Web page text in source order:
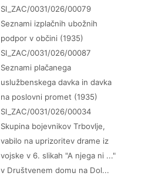
SI_ZAC/0031/026/00079
Seznami izplačnih ubožnih
podpor v občini (1935)
SI_ZAC/0031/026/00087
Seznami plačanega
uslužbenskega davka in davka
na poslovni promet (1935)
SI_ZAC/0031/026/00034
Skupina bojevnikov Trbovlje,
vabilo na uprizoritev drame iz
vojske v 6. slikah "A njega ni ..."
v Društvenem domu na Dol...